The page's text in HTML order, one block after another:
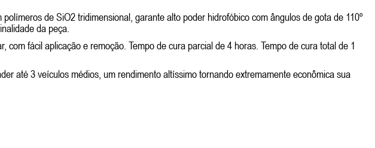
de SiO2 tridimensional, garante alto poder hidrofóbico com ângulos de gota de 110º
da peça.
fácil aplicação e remoção. Tempo de cura parcial de 4 horas. Tempo de cura total de 1
até 3 veículos médios, um rendimento altíssimo tornando extremamente econômica sua